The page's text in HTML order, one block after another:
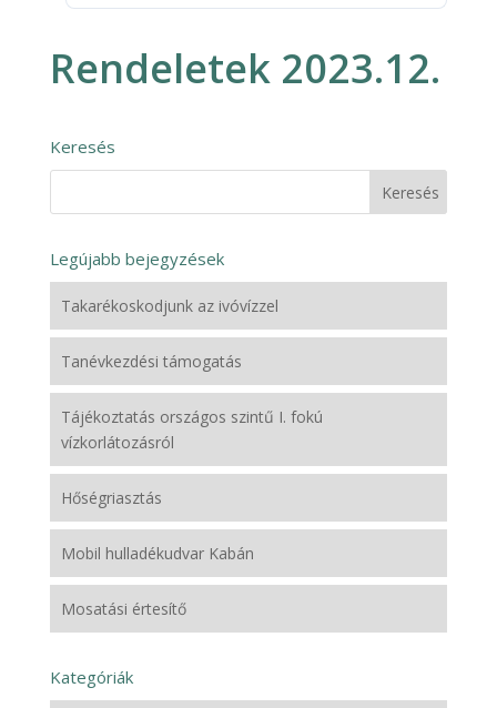
Rendeletek 2023.12.
Keresés
Legújabb bejegyzések
Takarékoskodjunk az ivóvízzel
Tanévkezdési támogatás
Tájékoztatás országos szintű I. fokú
vízkorlátozásról
Hőségriasztás
Mobil hulladékudvar Kabán
Mosatási értesítő
Kategóriák